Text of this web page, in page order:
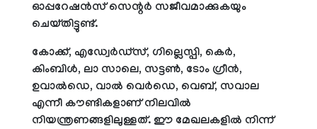
ഓപ്പറേഷന്‍സ് സെന്റര്‍ സജീവമാക്കുകയും
ചെയ്തിട്ടുണ്ട്.
കോക്ക്, എഡ്വേര്‍ഡ്സ്, ഗില്ലെസ്പി, കെര്‍,
കിംബിള്‍, ലാ സാലെ, സട്ടണ്‍, ടോം ഗ്രീന്‍,
ഉവാല്‍ഡെ, വാല്‍ വെര്‍ഡെ, വെബ്, സവാല
എന്നീ കൗണ്ടികളാണ് നിലവില്‍
നിയന്ത്രണങ്ങളിലുള്ളത്. ഈ മേഖലകളില്‍ നിന്ന്